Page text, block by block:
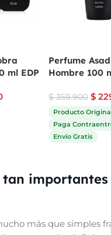
ml EDP
Perfume
Hombre 100
$359.900 $
Producto
Paga
Envío Gratis
tan importantes
más que simples